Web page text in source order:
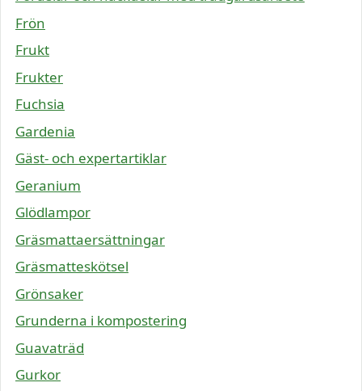
Frön
Frukt
Frukter
Fuchsia
Gardenia
Gäst- och expertartiklar
Geranium
Glödlampor
Gräsmattaersättningar
Gräsmatteskötsel
Grönsaker
Grunderna i kompostering
Guavaträd
Gurkor